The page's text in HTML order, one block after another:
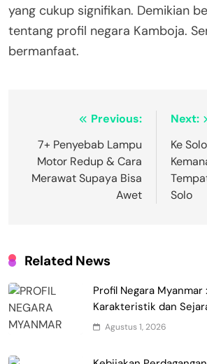
yang cukup signifikan. Demikian
tentang profil negara Kamboja.
bermanfaat.
Navigasi
pos
Previous:
7+ Penyebab Lampu
Motor Redup & Cara
Merawat Supaya Bisa
Awet
Next:
Ke
Solo
Related News
Profil Negara
Karakteristik dan
Agustus 1, 2026